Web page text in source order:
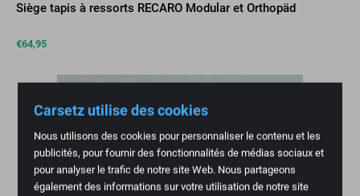
Carsetz utilise des cookies
Nous utilisons des cookies pour personnaliser le contenu et les
publicités, pour fournir des fonctionnalités de médias sociaux et
pour analyser le trafic de notre site Web. Nous partageons
également des informations sur votre utilisation de notre site
Siège tapis à ressorts RECARO Modular et Orthopäd
€64,95